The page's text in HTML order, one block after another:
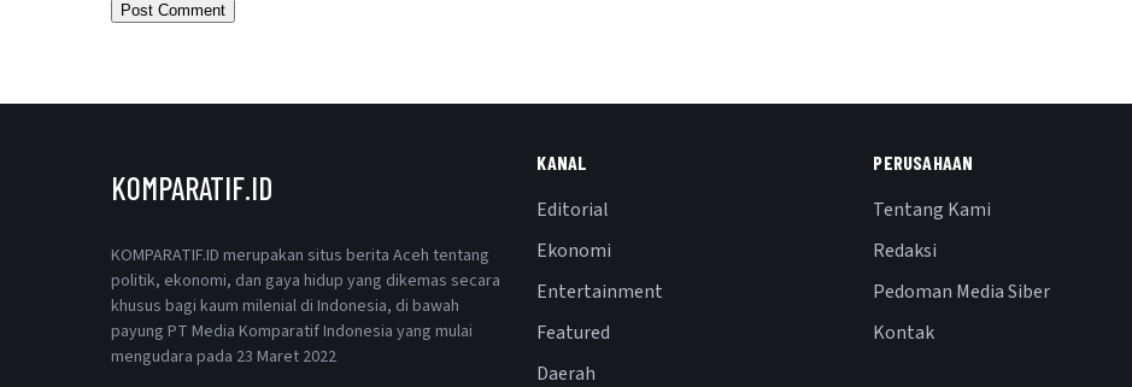
KOMPARATIF.ID
KOMPARATIF.ID merupakan situs berita Aceh tentang
politik, ekonomi, dan gaya hidup yang dikemas secara
khusus bagi kaum milenial di Indonesia, di bawah
payung PT Media Komparatif Indonesia yang mulai
mengudara pada 23 Maret 2022
KANAL
Editorial
Ekonomi
Entertainment
Featured
Daerah
PERUSAHAAN
Tentang Kami
Redaksi
Pedoman Media Siber
Kontak